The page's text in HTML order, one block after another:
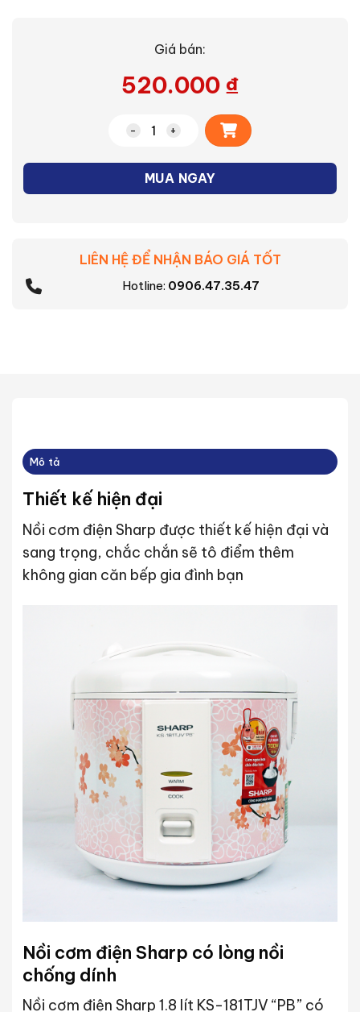
Giá bán:
520.000 ₫
Nồi cơm điện Sharp KS-181TJV(PB) số
MUA NGAY
Alternative:
LIÊN HỆ ĐỂ NHẬN BÁO GIÁ TỐT
Hotline: 0906.47.35.47
Mô tả
Thiết kế hiện đại
Nồi cơm điện Sharp được thiết kế hiện đại và
sang trọng, chắc chắn sẽ tô điểm thêm
không gian căn bếp gia đình bạn
Nồi cơm điện Sharp có lòng nồi
chống dính
Nồi cơm điện Sharp 1.8 lít KS-181TJV “PB” có